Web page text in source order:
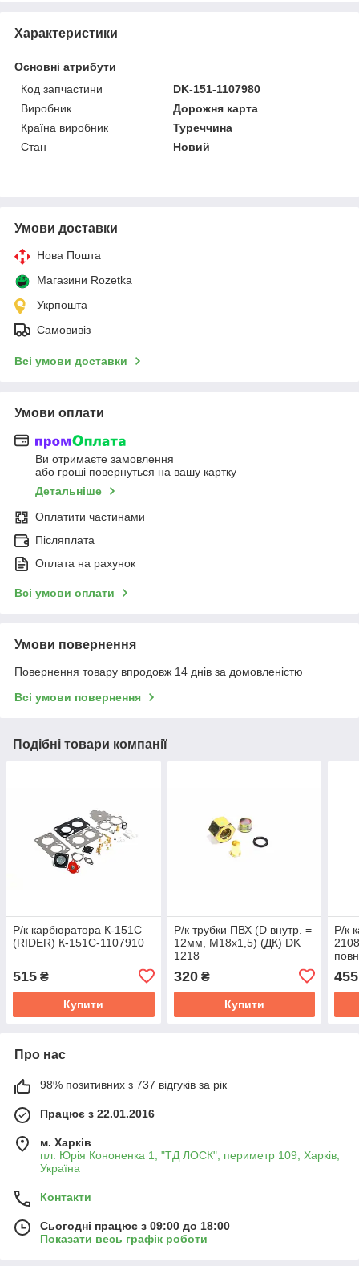
Характеристики
Основні атрибути
Код запчастини
DK-151-1107980
Виробник
Дорожня карта
Країна виробник
Туреччина
Стан
Новий
Умови доставки
Нова Пошта
Магазини Rozetka
Укрпошта
Самовивіз
Всі умови доставки
Умови оплати
Ви отримаєте замовлення
або гроші повернуться на вашу картку
Детальніше
Оплатити частинами
Післяплата
Оплата на рахунок
Всі умови оплати
Умови повернення
Повернення товару впродовж 14 днів за домовленістю
Всі умови повернення
Подібні товари компанії
Р/к карбюратора К-151С
(RIDER) К-151С-1107910
515 ₴
Купити
Р/к трубки ПВХ (D внутр. =
12мм, М18х1,5) (ДК) DK
1218
320₴
Купити
Р/к
455
Про нас
98% позитивних з 737 відгуків за рік
Працює з 22.01.2016
м. Харків
пл. Юрія Кононенка 1, "ТД ЛОСК", периметр 109, Харків,
Україна
Контакти
Сьогодні працює з 09:00 до 18:00
Показати весь графік роботи